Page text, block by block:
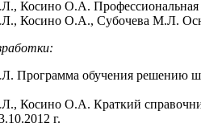
Косино О.А.
Косино О.А., Субочева М.Л.
Программа обучения решению
Косино О.А. Краткий
г.